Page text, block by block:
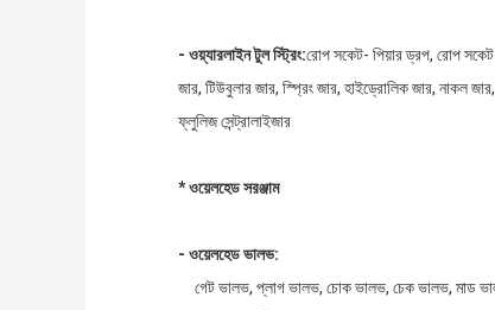
- ওয়্যারলাইন টুল স্ট্রিং:রোপ সকেট- পিয়ার ড্রপ, রোপ সকেট-
জার, টিউবুলার জার, স্প্রিং জার, হাইড্রোলিক জার, নাকল
ফ্লুলিজ সেন্ট্রালাইজার
* ওয়েলহেড সরঞ্জাম
- ওয়েলহেড ভালভ:
গেট ভালভ, প্লাগ ভালভ, চোক ভালভ, চেক ভালভ, মাড